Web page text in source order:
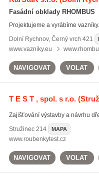
Fasádní obklady RHOMBUS
Projektujeme a vyrábíme
Dolní Rychnov, Černý vrch 421
www.vazniky.eu
NAVIGOVAT VOLAT
T E S T , spol. s r.o.
Zajišťování výstavby a návrhu
Stružinec214 MAPA
www.roubenkytest.cz
NAVIGOVAT VOLAT